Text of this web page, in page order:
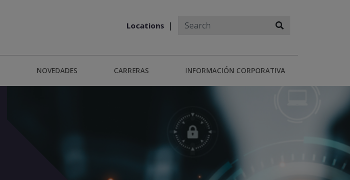
Locations
NOVEDADES CARRERAS INFORMACIÓN CORPORATIVA